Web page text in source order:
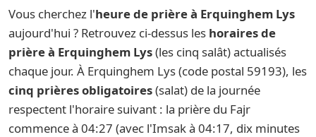
Vous cherchez l'heure de prière à Erquinghem Lys
aujourd'hui ? Retrouvez ci-dessus les horaires de
prière à Erquinghem Lys(les cinq salât) actualisés
chaque jour. À Erquinghem Lys (code postal 59193), les
cinq prières obligatoires(salat) de la journée
respectent l'horaire suivant : la prière du Fajr
commence à 04:27 (avec l'Imsak à 04:17, dix minutes